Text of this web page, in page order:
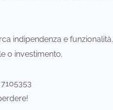
indipendenza e funzionalità.
o investimento.